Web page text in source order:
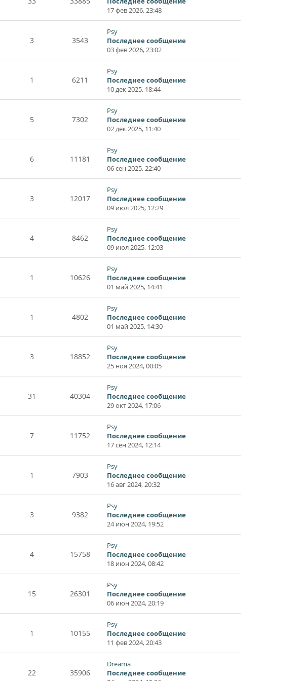
17 фев 2026, 23:48
3 3543
Psy
Последнее сообщение
03 фев 2026, 23:02
1 6211
Psy
Последнее сообщение
10 дек 2025, 18:44
5 7302
Psy
Последнее сообщение
02 дек 2025, 11:40
6 11181
Psy
Последнее сообщение
06 сен 2025, 22:40
3 12017
Psy
Последнее сообщение
09 июл 2025, 12:29
4 8462
Psy
Последнее сообщение
09 июл 2025, 12:03
1 10626
Psy
Последнее сообщение
01 май 2025, 14:41
1 4802
Psy
Последнее сообщение
01 май 2025, 14:30
3 18852
Psy
Последнее сообщение
25 ноя 2024, 00:05
31 40304
Psy
Последнее сообщение
29 окт 2024, 17:06
7 11752
Psy
Последнее сообщение
17 сен 2024, 12:14
1 7903
Psy
Последнее сообщение
16 авг 2024, 20:32
3 9382
Psy
Последнее сообщение
24 июн 2024, 19:52
4 15758
Psy
Последнее сообщение
18 июн 2024, 08:42
15 26301
Psy
Последнее сообщение
06 июн 2024, 20:19
1 10155
Psy
Последнее сообщение
11 фев 2024, 20:43
22 35906
Dreama
Последнее сообщение